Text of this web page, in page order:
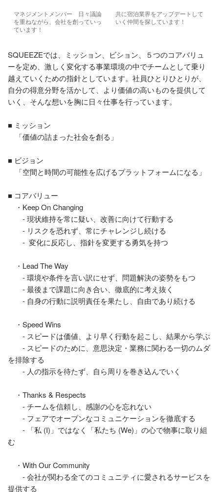
マネジメントメンバー　日々議論
を重ねながら、会社を創っていっ
ています！
共に宿泊業界をアップデートして
いく仲間を探しています！
SQUEEZEでは、ミッション、ビション、５つのコアバリュ
ーを定め、激しく変化する事業環境の中でチームとして乗り
越えていくための指針としています。社員ひとりひとりが、
自分の得意分野を活かして、より価値の高いものを提供して
いく、そんな想いを胸に日々仕事を行っています。
■ ミッション
「価値の詰まった社会を創る」
■ ビジョン
「空間と時間の可能性を広げるプラットフォームになる」
■ コアバリュー
・Keep On Changing
- 現状維持を常に疑い、改善に向けて行動する
- リスクを恐れず、常にチャレンジし続ける
-  変化に反応し、指針を変更する勇気を持つ
・Lead The Way
- 環境や条件を言い訳にせず、問題解決の姿勢をもつ
- 最後まで課題に向き合い、徹底的に考え抜く
- 自身の行動に説明責任を果たし、自由であり続ける
・Speed Wins
- スピードは価値、より早く行動を起こし、結果から学ぶ
- スピードのために、意思決定・業務に関わる一切のムダ
を排除する
- 人の指示を待たず、自ら周りを巻き込んでいく
・Thanks & Respects
- チームを信頼し、感謝の心を忘れない
- フェアでオープンなコミュニケーションを徹底する
- 「私 (I)」ではなく「私たち (We)」の心で物事に取り組
む
・With Our Community
- 会社が関わる全てのコミュニティに愛されるサービスを
提供する